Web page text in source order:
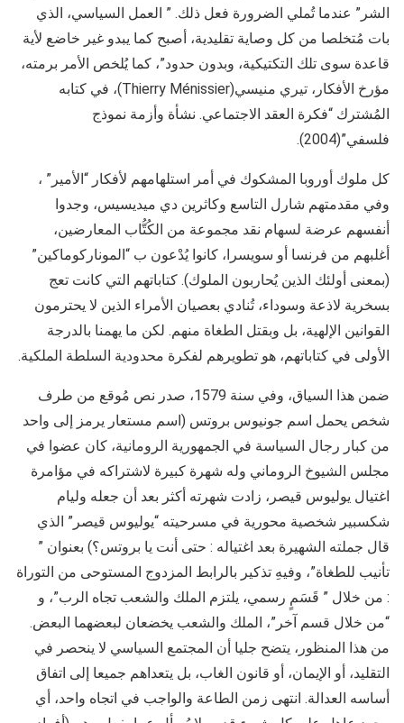
الشر” عندما تُملي الضرورة فعل ذلك. ” العمل السياسي، الذي
بات مُتخلصا من كل وصاية تقليدية، أصبح كما يبدو غير خاضع لأية
قاعدة سوى تلك التكتيكية، وبدون حدود”، كما يُلخص الأمر برمته،
مؤرخ الأفكار، تيري منيسي(Thierry Ménissier)، في كتابه
المُشترك “فكرة العقد الاجتماعي. نشأة وأزمة نموذج
فلسفي”(2004).
كل ملوك أوروبا المشكوك في أمر استلهامهم لأفكار “الأمير” ،
وفي مقدمتهم شارل التاسع وكاثرين دي ميديسيس، وجدوا
أنفسهم عرضة لسهام نقد مجموعة من الكُتُّاب المعارضين،
أغلبهم من فرنسا أو سويسرا، كانوا يُدْعون ب “الموناركوماكين”
(بمعنى أولئك الذين يُحاربون الملوك). كتاباتهم التي كانت تعج
بسخرية لاذعة وسوداء، تُنادي بعصيان الأمراء الذين لا يحترمون
القوانين الإلهية، بل وبقتل الطغاة منهم. لكن ما يهمنا بالدرجة
الأولى في كتاباتهم، هو تطويرهم لفكرة محدودية السلطة الملكية.
ضمن هذا السياق، وفي سنة 1579، صدر نص مُوقع من طرف
شخص يحمل اسم جونيوس بروتس (اسم مستعار يرمز إلى واحد
من كبار رجال السياسة في الجمهورية الرومانية، كان عضوا في
مجلس الشيوخ الروماني وله شهرة كبيرة لاشتراكه في مؤامرة
اغتيال يوليوس قيصر، زادت شهرته أكثر بعد أن جعله وليام
شكسبير شخصية محورية في مسرحيته “يوليوس قيصر” الذي
قال جملته الشهيرة بعد اغتياله : حتى أنت يا بروتس؟) بعنوان ”
تأنيب للطغاة”، وفيهِ تذكير بالرابط المزدوج المستوحى من التوراة
: من خلال ” قَسَمٍ رسمي، يلتزم الملك والشعب تجاه الرب”، و
“من خلال قسم آخر”، الملك والشعب يخضعان لبعضهما البعض.
من هذا المنظور، يتضح جليا أن المجتمع السياسي لا ينحصر في
التقليد، أو الإيمان، أو قانون الغاب، بل يتعداهم جميعا إلى اتفاق
أساسه العدالة. انتهى زمن الطاعة والواجب في اتجاه واحد، أي